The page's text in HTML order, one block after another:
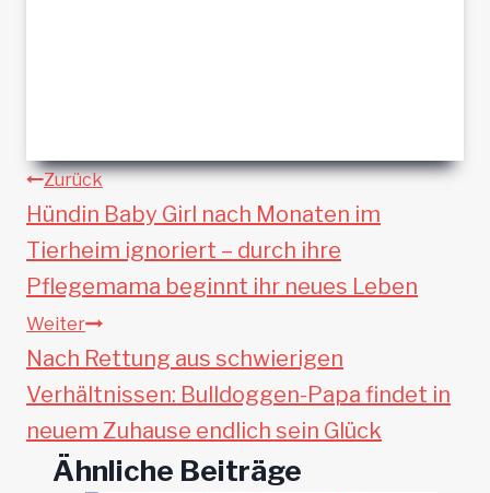
Beitragsnavigation
Zurück
Hündin Baby Girl nach Monaten im
Tierheim ignoriert – durch ihre
Pflegemama beginnt ihr neues Leben
Weiter
Nach Rettung aus schwierigen
Verhältnissen: Bulldoggen-Papa findet in
neuem Zuhause endlich sein Glück
Ähnliche Beiträge